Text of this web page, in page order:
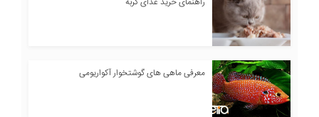
معرفی ماهی های گوشتخوار آکواریومی